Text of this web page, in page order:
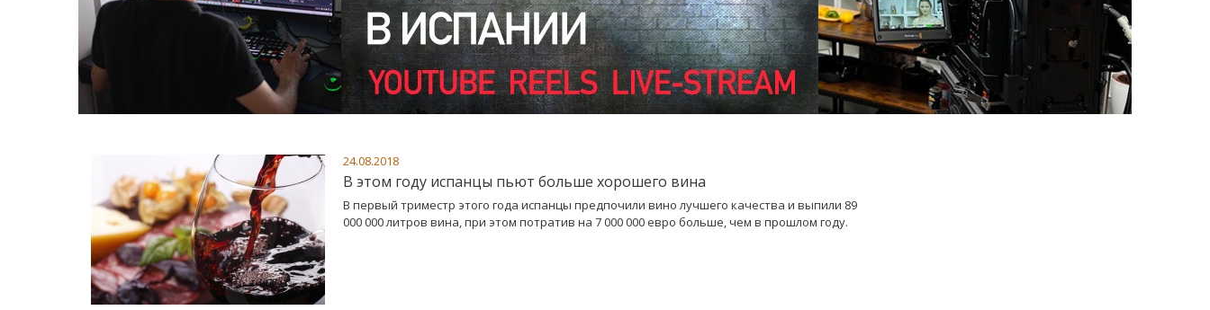
24.08.2018
В этом году испанцы пьют больше хорошего вина
В первый триместр этого года испанцы предпочили вино лучшего качества и выпили 89
000 000 литров вина, при этом потратив на 7 000 000 евро больше, чем в прошлом году.